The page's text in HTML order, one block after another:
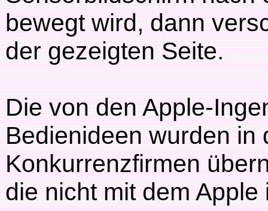
bewegt wird, dann
der gezeigten Seite.
Die von den Apple-
Bedienideen wurden in
Konkurrenzfirmen
die nicht mit dem